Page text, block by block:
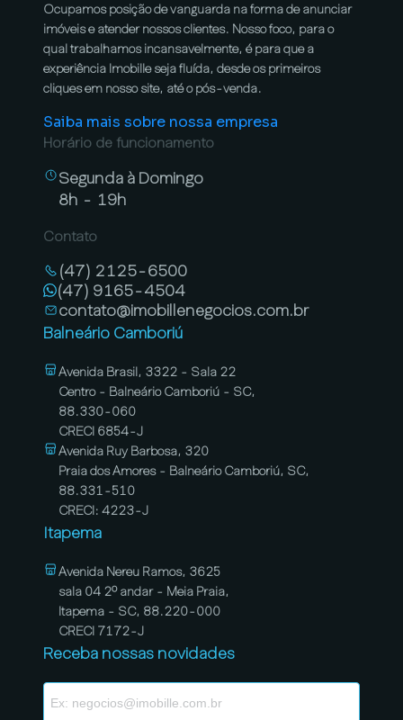
Ocupamos posição de vanguarda na forma de anunciar
imóveis e atender nossos clientes. Nosso foco, para o
qual trabalhamos incansavelmente, é para que a
experiência Imobille seja fluída, desde os primeiros
cliques em nosso site, até o pós-venda.
Saiba mais sobre nossa empresa
Horário de funcionamento
Segunda à Domingo
8h - 19h
Contato
(47) 2125-6500
(47) 9165-4504
contato@imobillenegocios.com.br
Balneário Camboriú
Avenida Brasil, 3322 - Sala 22
Centro - Balneário Camboriú - SC,
88.330-060
CRECI 6854-J
Avenida Ruy Barbosa, 320
Praia dos Amores - Balneário Camboriú, SC,
88.331-510
CRECI: 4223-J
Itapema
Avenida Nereu Ramos, 3625
sala 04 2º andar - Meia Praia,
Itapema - SC, 88.220-000
CRECI 7172-J
Receba nossas novidades